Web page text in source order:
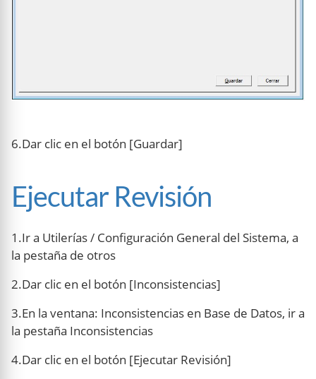
6.Dar clic en el botón [Guardar]
Ejecutar Revisión
1.Ir a Utilerías / Configuración General del Sistema, a
la pestaña de otros
2.Dar clic en el botón [Inconsistencias]
3.En la ventana: Inconsistencias en Base de Datos, ir a
la pestaña Inconsistencias
4.Dar clic en el botón [Ejecutar Revisión]